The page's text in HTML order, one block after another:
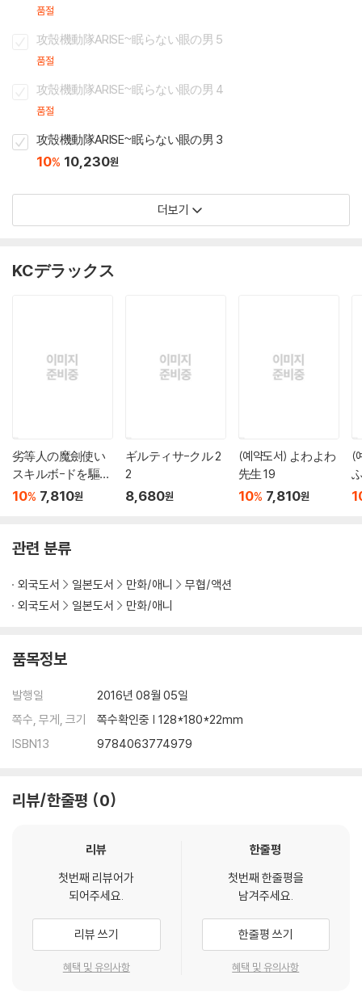
품절
攻殼機動隊ARISE~眠らない眼の男 5
품절
攻殼機動隊ARISE~眠らない眼の男 4
품절
攻殼機動隊ARISE~眠らない眼の男 3
10% 10,230원
더보기
KCデラックス
劣等人の魔劍使い
スキルボ-ドを驅使
10% 7,810원
ギルティサ-クル 2
2
8,680원
(예약도서) よわよわ
先生 19
10% 7,810원
(
관련 분류
외국도서 일본도서 만화/애니
무협/액션
외국도서
일본도서 만화/애니
품목정보
발행일
2016년 08월 05일
쪽수, 무게, 크기
쪽수확인중 | 128*180*22mm
ISBN13
9784063774979
리뷰/한줄평 0
리뷰
첫번째 리뷰어가
되어주세요.
리뷰 쓰기
혜택 및 유의사항
한줄평
첫번째 한줄평을
남겨주세요.
한줄평 쓰기
혜택 및 유의사항